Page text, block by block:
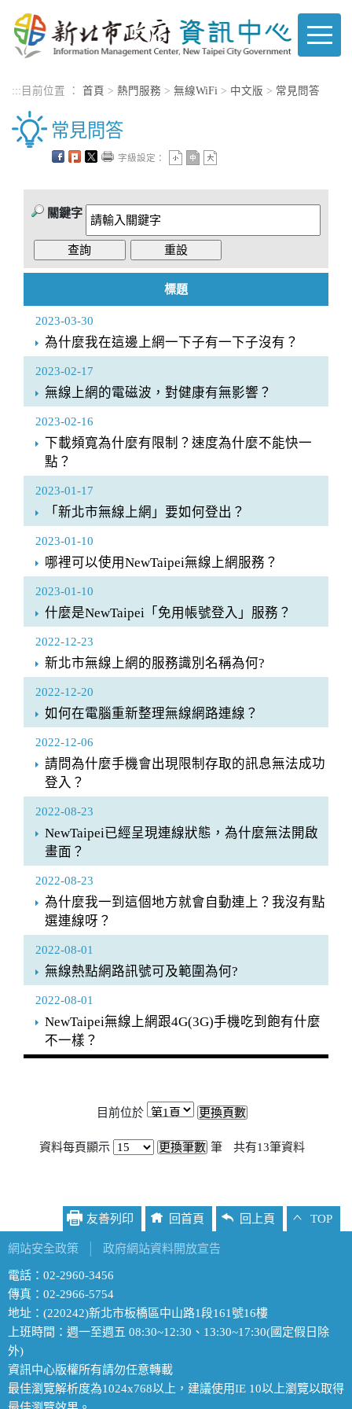
進入內容區塊
::: 目前位置 ： 首頁 > 熱門服務 > 無線WiFi > 中文版 > 常見問答
常見問答
字級設定：
關鍵字
標題
為什麼我在這邊上網一下子有一下子沒有？
2023-03-30
無線上網的電磁波，對健康有無影響？
2023-02-17
下載頻寬為什麼有限制？速度為什麼不能快一
點？
2023-02-16
「新北市無線上網」要如何登出？
2023-01-17
哪裡可以使用NewTaipei無線上網服務？
2023-01-10
什麼是NewTaipei「免用帳號登入」服務？
2023-01-10
新北市無線上網的服務識別名稱為何?
2022-12-23
如何在電腦重新整理無線網路連線？
2022-12-20
請問為什麼手機會出現限制存取的訊息無法成功
登入？
2022-12-06
NewTaipei已經呈現連線狀態，為什麼無法開啟
畫面？
2022-08-23
為什麼我一到這個地方就會自動連上？我沒有點
選連線呀？
2022-08-23
無線熱點網路訊號可及範圍為何?
2022-08-01
NewTaipei無線上網跟4G(3G)手機吃到飽有什麼
不一樣？
2022-08-01
目前位於
資料每頁顯示 筆 共有13筆資料
友善列印 回首頁 回上頁 TOP
網站安全政策 政府網站資料開放宣告
電話：02-2960-3456
傳真：02-2966-5754
地址：(220242)新北市板橋區中山路1段161號16樓
上班時間：週一至週五 08:30~12:30、13:30~17:30(國定假日除
外)
資訊中心版權所有請勿任意轉載
最佳瀏覽解析度為1024x768以上，建議使用IE 10以上瀏覽以取得